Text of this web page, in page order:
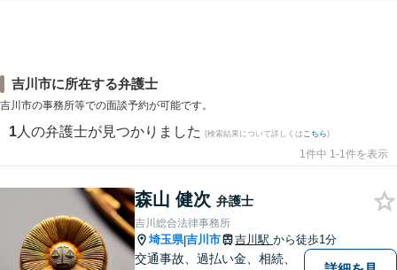
吉川市に所在する弁護士
吉川市の事務所等での面談予約が可能です。
1 人の弁護士が見つかりました (検索結果について詳しくは こちら)
1件中 1-1件を表示
森山 健次 弁護士
吉川総合法律事務所
埼玉県|吉川市 吉川駅 から徒歩1分
交通事故、過払い金、相続、